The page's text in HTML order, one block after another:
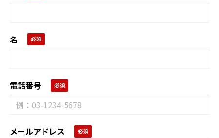
名
電話番号
メールアドレス